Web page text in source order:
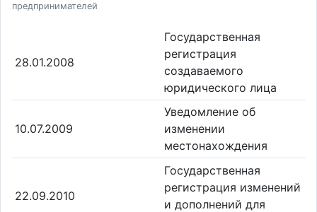
предпринимателей
28.01.2008
Государственная
регистрация
создаваемого
юридического лица
10.07.2009
Уведомление об
изменении
местонахождения
22.09.2010
Государственная
регистрация изменений
и дополнений для